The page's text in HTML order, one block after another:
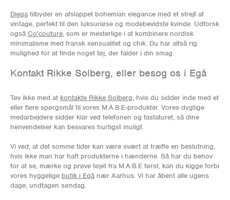
Diega tilbyder en afslappet bohemian elegance med et strejf af
vintage, perfekt til den luksuriøse og modebevidste kvinde. Udforsk
også Co'couture, som er mesterlige i at kombinere nordisk
minimalisme med fransk sensualitet og chik. Du har altså rig
mulighed for at finde noget tøj, der falder i din smag.
Kontakt Rikke Solberg, eller besøg os i Egå
Tøv ikke med at kontakte Rikke Solberg, hvis du sidder inde med et
eller flere spørgsmål til vores M.A.B.E-produkter. Vores dygtige
medarbejdere sidder klar ved telefonen og tastaturet, så dine
henvendelser kan besvares hurtigst muligt.
Vi ved, at det somme tider kan være svært at træffe en beslutning,
hvis ikke man har haft produkterne i hænderne. Så har du behov
for at se, mærke og prøve tøjet fra M.A.B.E først, kan du kigge forbi
vores hyggelige butik i Egå nær Aarhus. Vi har åbent alle ugens
dage, undtagen søndag.